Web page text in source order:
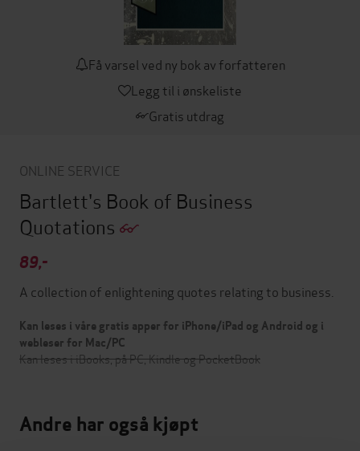
Få varsel ved ny bok av forfatteren
Legg til i ønskeliste
Gratis utdrag
ONLINE SERVICE
Bartlett's Book of Business
Quotations
89,-
A collection of enlightening quotes relating to business.
Kan leses i våre gratis apper for iPhone/iPad og Android og i
webleser for Mac/PC
Kan leses i iBooks, på PC, Kindle og PocketBook
Andre har også kjøpt